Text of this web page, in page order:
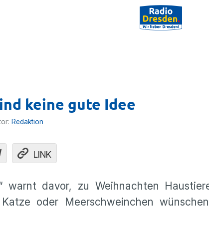
keine gute Idee
Redaktion
LINK
warnt davor, zu Weihnachten
oder Meerschweinchen